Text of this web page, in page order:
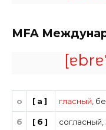
MFA
о [а] гласный
б [б] согласный ,